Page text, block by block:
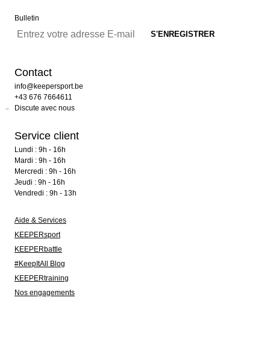
Bulletin
Contact
info@keepersport.be
+43 676 7664611
Discute avec nous
Service client
Lundi : 9h - 16h
Mardi : 9h - 16h
Mercredi : 9h - 16h
Jeudi : 9h - 16h
Vendredi : 9h - 13h
Aide & Services
KEEPERsport
KEEPERbattle
#KeepItAll Blog
KEEPERtraining
Nos engagements